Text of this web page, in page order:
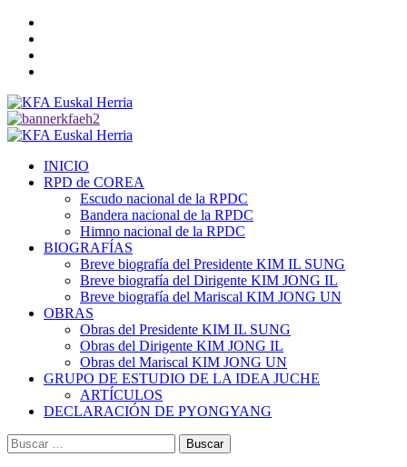
Saltar
contenido
Menú
INICIO
RPD de COREA
Escudo nacional de la RPDC
Bandera nacional de la RPDC
Himno nacional de la RPDC
BIOGRAFÍAS
Breve biografía del Presidente KIM IL SUNG
Breve biografía del Dirigente KIM JONG IL
Breve biografía del Mariscal KIM JONG UN
OBRAS
Obras del Presidente KIM IL SUNG
Obras del Dirigente KIM JONG IL
Obras del Mariscal KIM JONG UN
GRUPO DE ESTUDIO DE LA IDEA JUCHE
ARTÍCULOS
DECLARACIÓN DE PYONGYANG
Buscar: